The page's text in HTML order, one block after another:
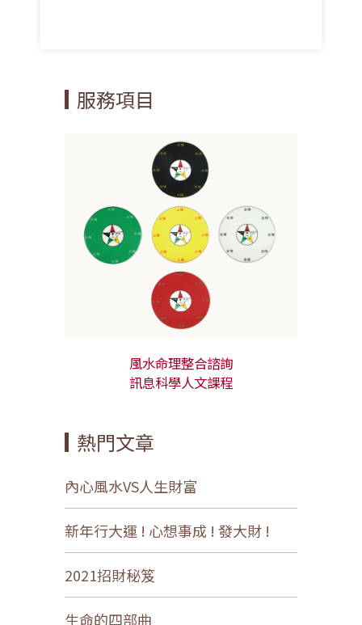
服務項目
風水命理整合諮詢
訊息科學人文課程
熱門文章
內心風水VS人生財富
新年行大運 ! 心想事成 ! 發大財 !
2021招財秘笈
生命的四部曲